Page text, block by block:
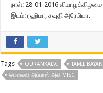
நாள்: 28-01-2016
இடம்: ரஹிமா, சவுதி அரேபியா.
Tags QURANKALVI TAMIL BAYAN
மௌலவி அப்பாஸ் அலி MISC